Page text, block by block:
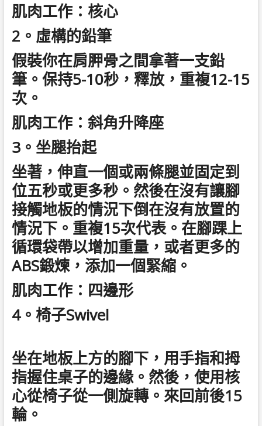
肌肉工作：核心
2。虛構的鉛筆
假裝你在肩胛骨之間拿著一支鉛
筆。保持5-10秒，釋放，重複12-15
次。
肌肉工作：斜角升降座
3。坐腿抬起
坐著，伸直一個或兩條腿並固定到
位五秒或更多秒。然後在沒有讓腳
接觸地板的情況下倒在沒有放置的
情況下。重複15次代表。在腳踝上
循環袋帶以增加重量，或者更多的
ABS鍛煉，添加一個緊縮。
肌肉工作：四邊形
4。椅子Swivel
坐在地板上方的腳下，用手指和拇
指握住桌子的邊緣。然後，使用核
心從椅子從一側旋轉。來回前後15
輪。